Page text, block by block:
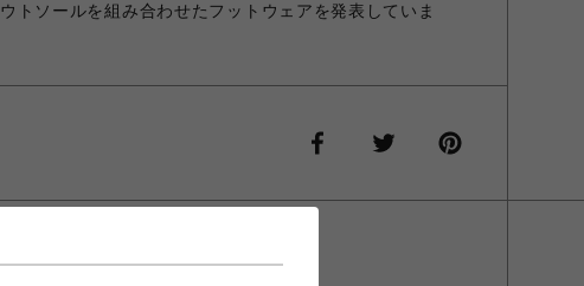
トソールを組み合わせたフットウェアを発表していま